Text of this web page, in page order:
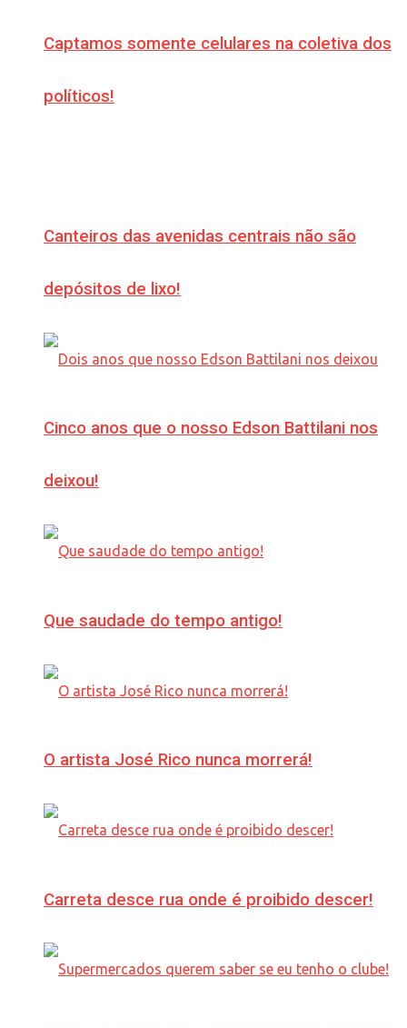
Captamos somente celulares na coletiva dos
políticos!
Canteiros das avenidas centrais não são
depósitos de lixo!
Cinco anos que o nosso Edson Battilani nos
deixou!
Que saudade do tempo antigo!
O artista José Rico nunca morrerá!
Carreta desce rua onde é proibido descer!